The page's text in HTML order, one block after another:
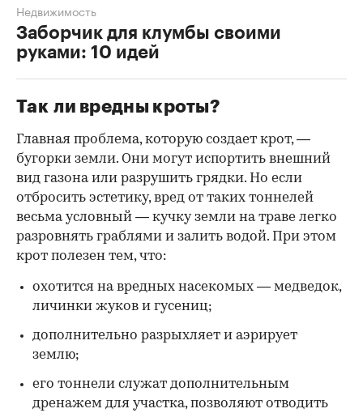
Заборчик для клумбы своими
руками: 10 идей
Недвижимость
Так ли вредны кроты?
Главная проблема, которую создает крот, —
бугорки земли. Они могут испортить внешний
вид газона или разрушить грядки. Но если
отбросить эстетику, вред от таких тоннелей
весьма условный — кучку земли на траве легко
разровнять граблями и залить водой. При этом
крот полезен тем, что:
охотится на вредных насекомых — медведок,
личинки жуков и гусениц;
дополнительно разрыхляет и аэрирует
землю;
его тоннели служат дополнительным
дренажем для участка, позволяют отводить